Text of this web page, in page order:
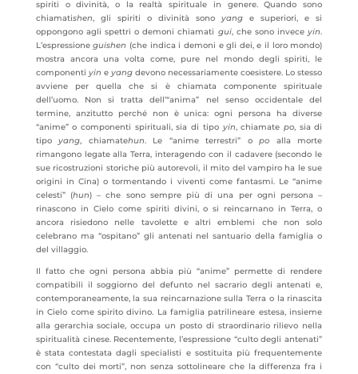
spiriti o divinità, o la realtà spirituale in genere. Quando sono
chiamatishen, gli spiriti o divinità sonoyang e superiori, e si
oppongono agli spettri o demoni chiamati gui, che sono inveceyin.
L’espressioneguishen (che indica i demoni e gli dei, e il loro mondo)
mostra ancora una volta come, pure nel mondo degli spiriti, le
componenti yin e yangdevono necessariamente coesistere. Lo stesso
avviene per quella che si è chiamata componente spirituale
dell’uomo. Non si tratta dell’“anima” nel senso occidentale del
termine, anzitutto perché non è unica: ogni persona ha diverse
“anime” o componenti spirituali, sia di tipo yin, chiamate po, sia di
tipoyang, chiamatehun. Le “anime terrestri” opo alla morte
rimangono legate alla Terra, interagendo con il cadavere (secondo le
sue ricostruzioni storiche più autorevoli, il mito del vampiro ha le sue
origini in Cina) o tormentando i viventi come fantasmi. Le “anime
celesti” (hun) – che sono sempre più di una per ogni persona –
rinascono in Cielo come spiriti divini, o si reincarnano in Terra, o
ancora risiedono nelle tavolette e altri emblemi che non solo
celebrano ma “ospitano” gli antenati nel santuario della famiglia o
del villaggio.
Il fatto che ogni persona abbia più “anime” permette di rendere
compatibili il soggiorno del defunto nel sacrario degli antenati e,
contemporaneamente, la sua reincarnazione sulla Terra o la rinascita
in Cielo come spirito divino. La famiglia patrilineare estesa, insieme
alla gerarchia sociale, occupa un posto di straordinario rilievo nella
spiritualità cinese. Recentemente, l’espressione “culto degli antenati”
è stata contestata dagli specialisti e sostituita più frequentemente
con “culto dei morti”, non senza sottolineare che la differenza fra i